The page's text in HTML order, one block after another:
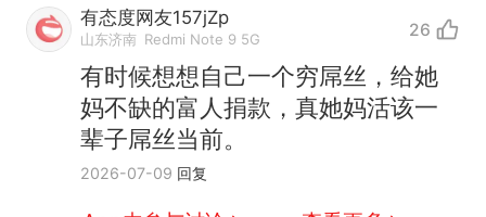
有态度网友157jZp
山东济南 Redmi Note 9 5G 26
有时候想想自己一个穷屌丝，给她
妈不缺的富人捐款，真她妈活该一
辈子屌丝当前。
2026-07-09 回复
热 十多万人报名的考试，成绩
全部作废，公平么？
新 全球唯一没有法定首都的国
家，刚改国名，总统就邀请中
国大使骑行绕了几乎整个国境
线一圈，还曾两次到中国寻根
搬家报价570元，搬到楼下交
5060元才肯搬上楼！女子傻眼
了……